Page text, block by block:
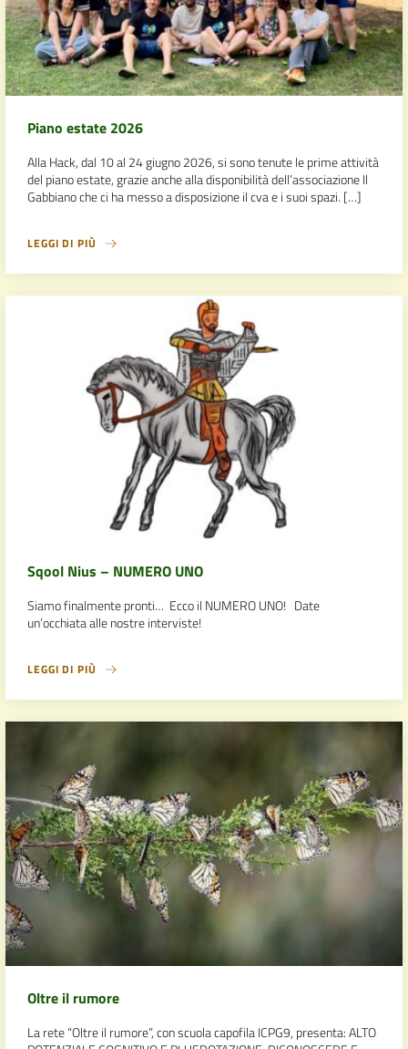
Piano estate 2026
Alla Hack, dal 10 al 24 giugno 2026, si sono tenute le prime attività
del piano estate, grazie anche alla disponibilità dell’associazione Il
Gabbiano che ci ha messo a disposizione il cva e i suoi spazi. […]
LEGGI DI PIÙ
Sqool Nius – NUMERO UNO
Siamo finalmente pronti… Ecco il NUMERO UNO! Date
un’occhiata alle nostre interviste!
LEGGI DI PIÙ
Oltre il rumore
La rete “Oltre il rumore”, con scuola capofila ICPG9, presenta: ALTO